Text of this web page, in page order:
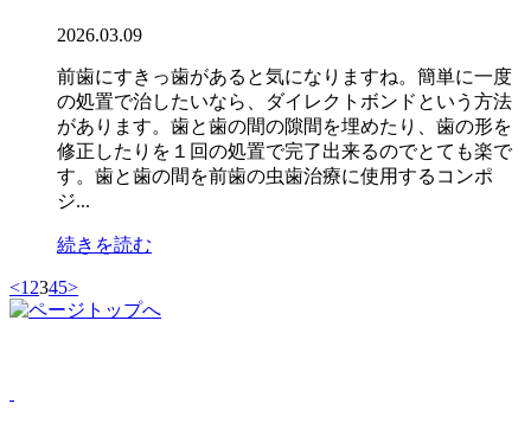
2026.03.09
前歯にすきっ歯があると気になりますね。簡単に一度
の処置で治したいなら、ダイレクトボンドという方法
があります。歯と歯の間の隙間を埋めたり、歯の形を
修正したりを１回の処置で完了出来るのでとても楽で
す。歯と歯の間を前歯の虫歯治療に使用するコンポ
ジ...
続きを読む
<1 2345>